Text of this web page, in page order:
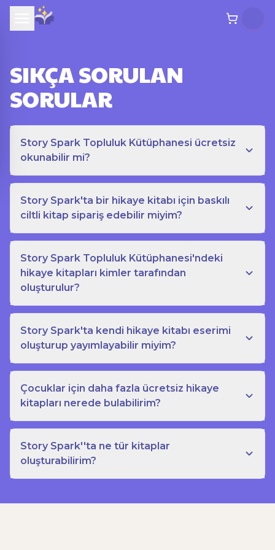
SIKÇA SORULAN
SORULAR
Story Spark Topluluk Kütüphanesi ücretsiz
okunabilir mi?
Story Spark'ta bir hikaye kitabı için baskılı
ciltli kitap sipariş edebilir miyim?
Story Spark Topluluk Kütüphanesi'ndeki
hikaye kitapları kimler tarafından
oluşturulur?
Story Spark'ta kendi hikaye kitabı eserimi
oluşturup yayımlayabilir miyim?
Çocuklar için daha fazla ücretsiz hikaye
kitapları nerede bulabilirim?
Story Spark''ta ne tür kitaplar
oluşturabilirim?